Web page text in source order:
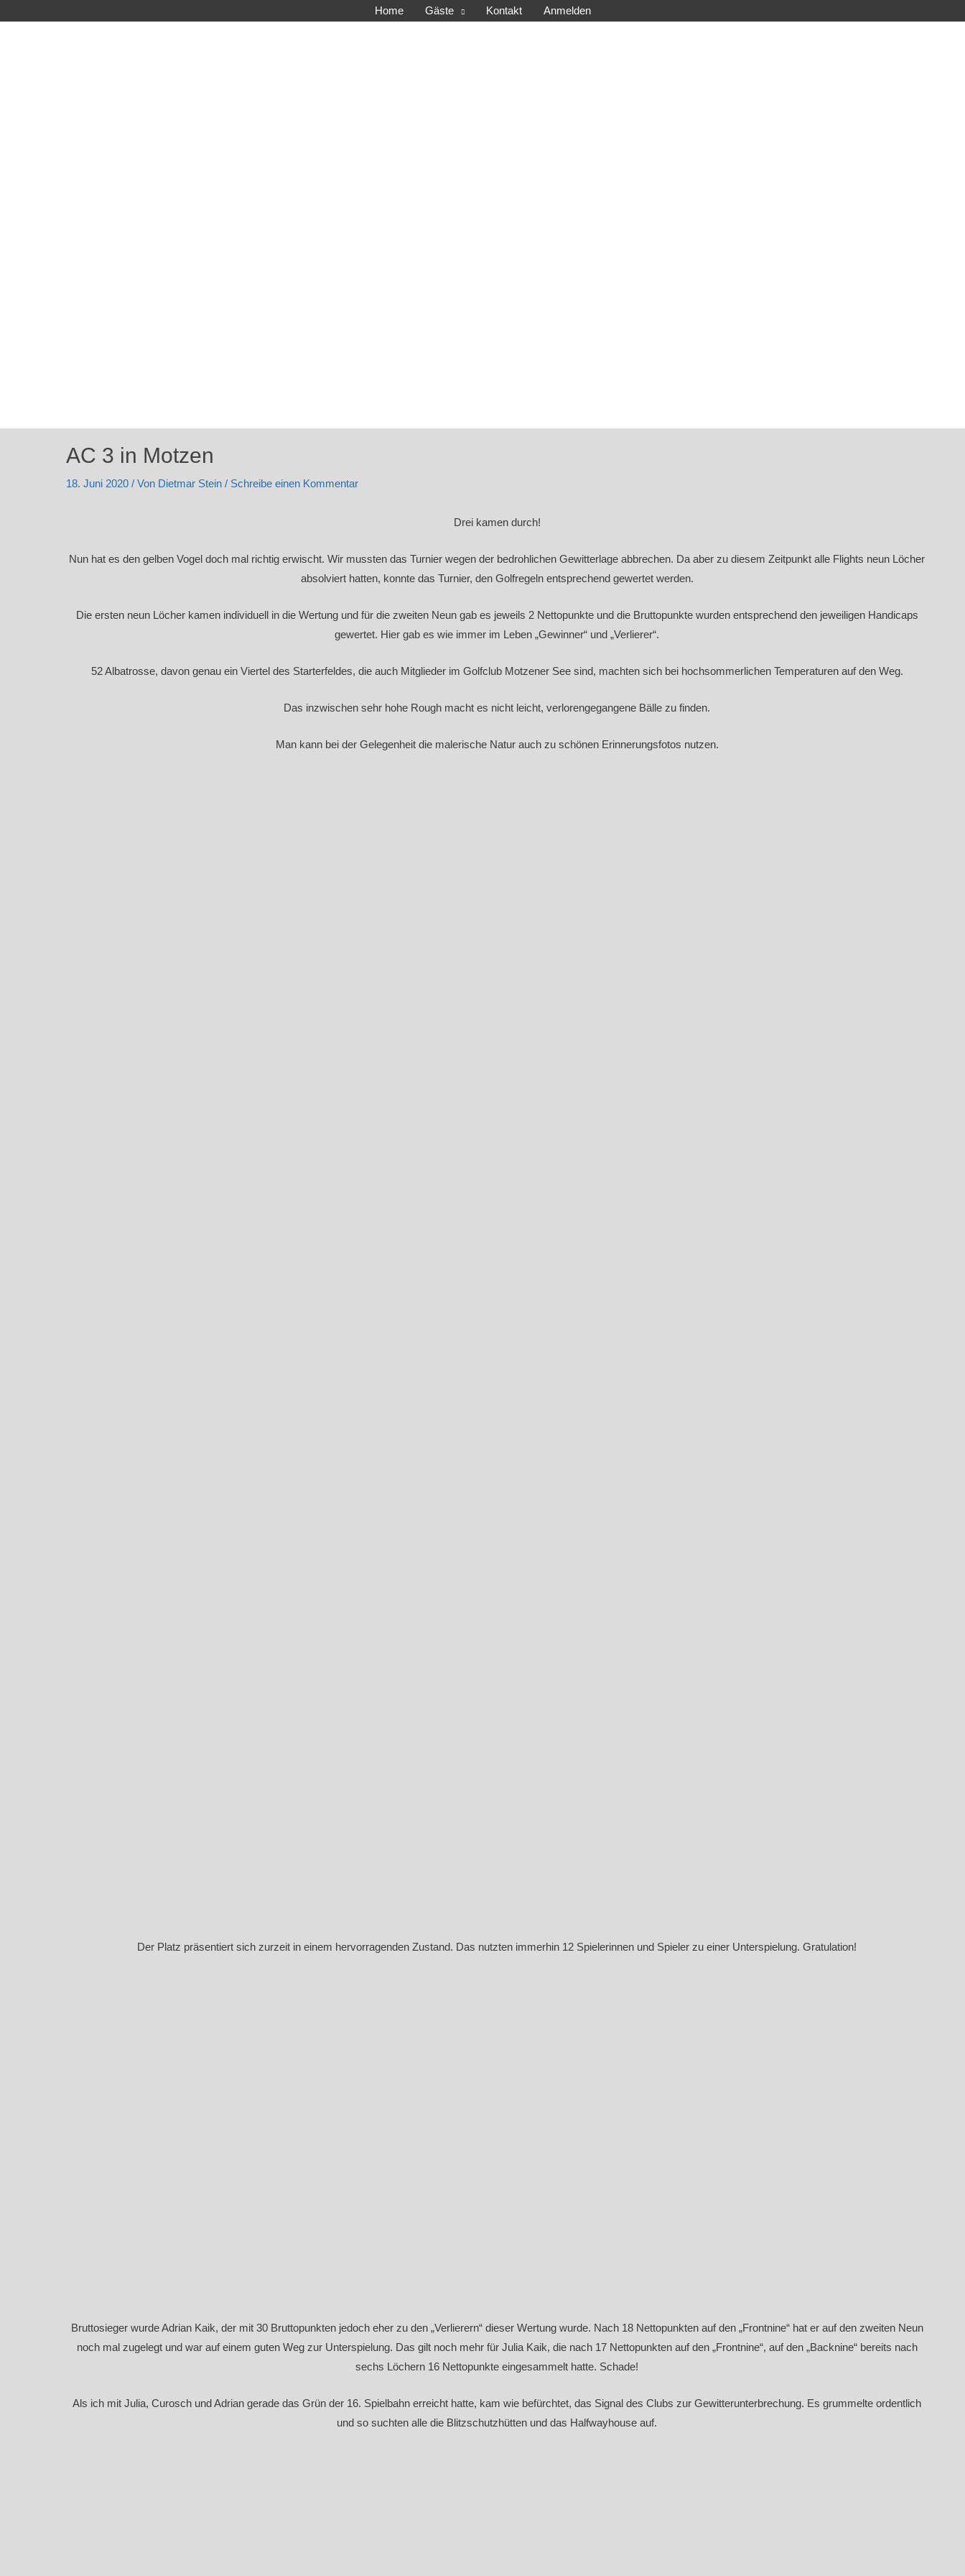
Home Gäste Kontakt Anmelden
AC 3 in Motzen
18. Juni 2020 / Von Dietmar Stein / Schreibe einen Kommentar
Drei kamen durch!
Nun hat es den gelben Vogel doch mal richtig erwischt. Wir mussten das Turnier wegen der bedrohlichen Gewitterlage abbrechen. Da aber zu diesem Zeitpunkt alle Flights neun Löcher
absolviert hatten, konnte das Turnier, den Golfregeln entsprechend gewertet werden.
Die ersten neun Löcher kamen individuell in die Wertung und für die zweiten Neun gab es jeweils 2 Nettopunkte und die Bruttopunkte wurden entsprechend den jeweiligen Handicaps
gewertet. Hier gab es wie immer im Leben „Gewinner“ und „Verlierer“.
52 Albatrosse, davon genau ein Viertel des Starterfeldes, die auch Mitglieder im Golfclub Motzener See sind, machten sich bei hochsommerlichen Temperaturen auf den Weg.
Das inzwischen sehr hohe Rough macht es nicht leicht, verlorengegangene Bälle zu finden.
Man kann bei der Gelegenheit die malerische Natur auch zu schönen Erinnerungsfotos nutzen.
Der Platz präsentiert sich zurzeit in einem hervorragenden Zustand. Das nutzten immerhin 12 Spielerinnen und Spieler zu einer Unterspielung. Gratulation!
Bruttosieger wurde Adrian Kaik, der mit 30 Bruttopunkten jedoch eher zu den „Verlierern“ dieser Wertung wurde. Nach 18 Nettopunkten auf den „Frontnine“ hat er auf den zweiten Neun
noch mal zugelegt und war auf einem guten Weg zur Unterspielung. Das gilt noch mehr für Julia Kaik, die nach 17 Nettopunkten auf den „Frontnine“, auf den „Backnine“ bereits nach
sechs Löchern 16 Nettopunkte eingesammelt hatte. Schade!
Als ich mit Julia, Curosch und Adrian gerade das Grün der 16. Spielbahn erreicht hatte, kam wie befürchtet, das Signal des Clubs zur Gewitterunterbrechung. Es grummelte ordentlich
und so suchten alle die Blitzschutzhütten und das Halfwayhouse auf.